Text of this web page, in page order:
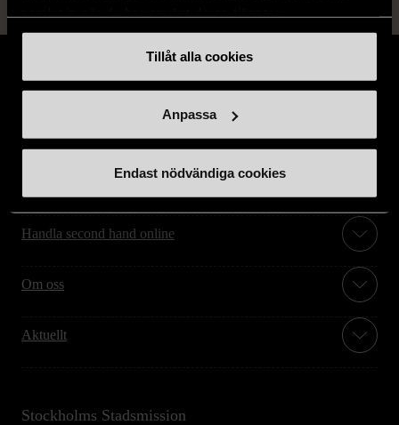
Tillåt alla cookies
Anpassa
Endast nödvändiga cookies
Handla second hand online
Om oss
Aktuellt
Stockholms Stadsmission